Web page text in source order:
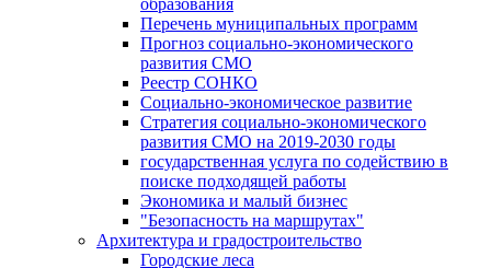
образования
Перечень муниципальных программ
Прогноз социально-экономического
развития СМО
Реестр СОНКО
Социально-экономическое развитие
Стратегия социально-экономического
развития СМО на 2019-2030 годы
государственная услуга по содействию в
поиске подходящей работы
Экономика и малый бизнес
"Безопасность на маршрутах"
Архитектура и градостроительство
Городские леса